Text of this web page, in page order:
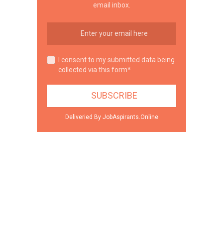
email inbox.
I consent to my submitted data being
collected via this form*
Deliveried By JobAspirants.Online